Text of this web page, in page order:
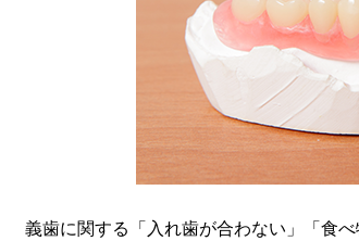
義歯に関する「入れ歯が合わない」「食